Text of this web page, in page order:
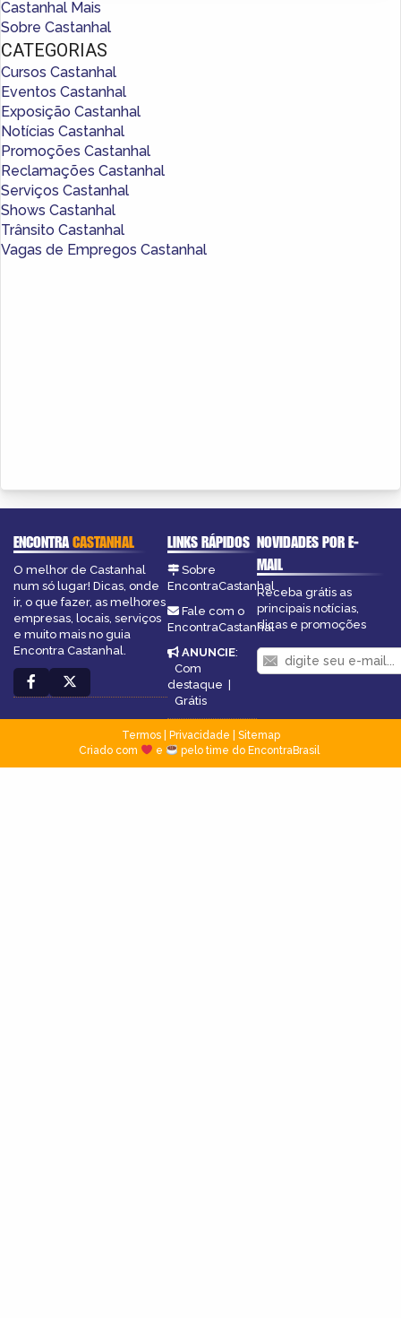
Castanhal Mais
Sobre Castanhal
CATEGORIAS
Cursos Castanhal
Eventos Castanhal
Exposição Castanhal
Notícias Castanhal
Promoções Castanhal
Reclamações Castanhal
Serviços Castanhal
Shows Castanhal
Trânsito Castanhal
Vagas de Empregos Castanhal
ENCONTRACASTANHAL
O melhor de Castanhal
num só lugar! Dicas, onde
ir, o que fazer, as melhores
empresas, locais, serviços
e muito mais no guia
Encontra Castanhal.
LINKS RÁPIDOS
Sobre
EncontraCastanhal
Fale com o
EncontraCastanhal
ANUNCIE:
Com
destaque
Grátis
NOVIDADES POR E-
MAIL
Receba grátis as
principais notícias,
dicas e promoções
Termos| Privacidade
Sitemap
Criado com
e pelo time do EncontraBrasil